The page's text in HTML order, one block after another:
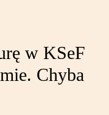
w KSeF
Chyba